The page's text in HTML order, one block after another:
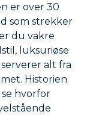
er over 30
som strekker
du vakre
luksuriøse
alt fra
Historien
hvorfor